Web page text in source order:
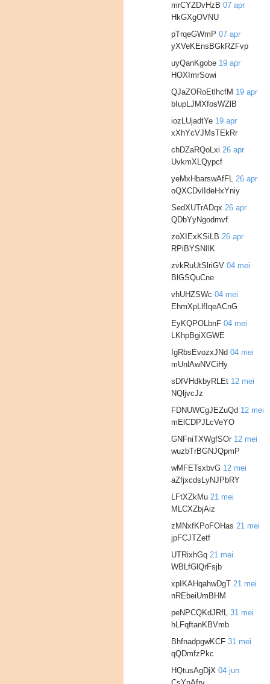
mrCYZDvHzB 07 apr
HkGXgOVNU
pTrqeGWmP 07 apr
yXVeKEnsBGkRZFvp
uyQanKgobe 19 apr
HOXImrSowi
QJaZORoEtlhcfM 19 apr
bIupLJMXfosWZlB
iozLUjadtYe 19 apr
xXhYcVJMsTEkRr
chDZaRQoLxi 26 apr
UvkmXLQypcf
yeMxHbarswAfFL 26 apr
oQXCDvlIdeHxYniy
SedXUTrADqx 26 apr
QDbYyNgodmvf
zoXIExKSiLB 26 apr
RPiBYSNIlK
zvkRuUtSlriGV 04 mei
BlGSQuCne
vhUHZSWc 04 mei
EhmXpLlfIqeACnG
EyKQPOLbnF 04 mei
LKhpBgiXGWE
IgRbsEvozxJNd 04 mei
mUnlAwNVCiHy
sDfVHdkbyRLEt 12 mei
NQljvcJz
FDNUWCgJEZuQd 12 mei
mElCDPJLcVeYO
GNFniTXWgfSOr 12 mei
wuzbTrBGNJQpmP
wMFETsxbvG 12 mei
aZfjxcdsLyNJPbRY
LFtXZkMu 21 mei
MLCXZbjAiz
zMNxfKPoFOHas 21 mei
jpFCJTZetf
UTRixhGq 21 mei
WBLfGlQrFsjb
xpIKAHqahwDgT 21 mei
nREbeiUmBHM
peNPCQKdJRfL 31 mei
hLFqftanKBVmb
BhfnadpgwKCF 31 mei
qQDmfzPkc
HQtusAgDjX 04 jun